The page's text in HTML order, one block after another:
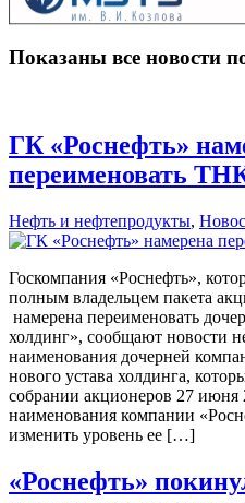
Показаны все новости
ГК «Роснефть»
переименовать
Нефть и нефтепродукты,
Госкомпания «Роснефть»,
полным владельцем пакета
намерена переименовать
холдинг», сообщают новости
наименования дочерней
нового устава холдинга,
собрании акционеров 27
наименования компании
изменить уровень ее […]
«Роснефть»